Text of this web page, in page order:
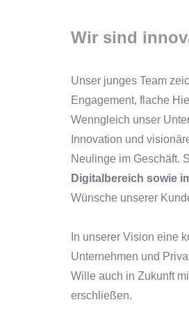
Wir sind
Unser junges Team
Engagement, flache
Wenngleich unser
Innovation und
Neulinge im Geschäft.
Digitalbereich sowie
Wünsche unserer
In unserer Vision eine
Unternehmen und
Wille auch in Zukunft
erschließen.